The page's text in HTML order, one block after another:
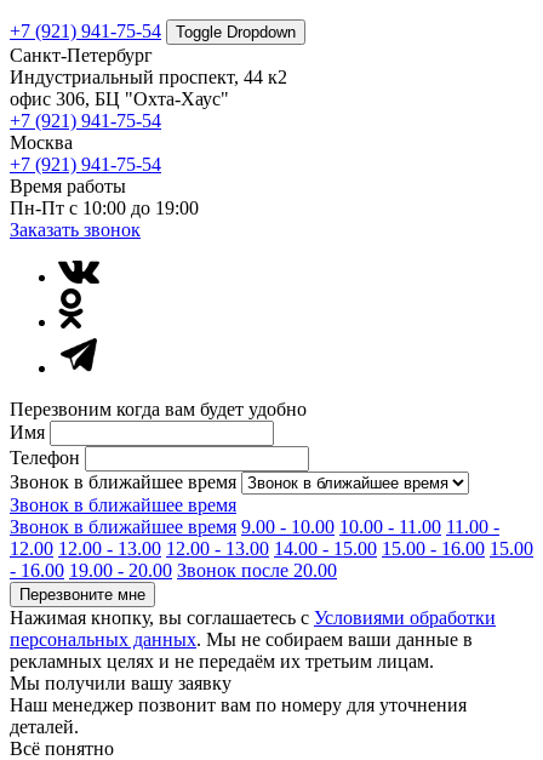
+7 (921) 941-75-54 Toggle Dropdown
Санкт-Петербург
Индустриальный проспект, 44 к2
офис 306, БЦ "Охта-Хаус"
+7 (921) 941-75-54
Москва
+7 (921) 941-75-54
Время работы
Пн-Пт с 10:00 до 19:00
Заказать звонок
Перезвоним когда вам будет удобно
Имя
Телефон
Звонок в ближайшее время
Звонок в ближайшее время
Звонок в ближайшее время 9.00 - 10.00 10.00 - 11.00 11.00 -
12.00 12.00 - 13.00 12.00 - 13.00 14.00 - 15.00 15.00 - 16.00 15.00
- 16.00 19.00 - 20.00 Звонок после 20.00
Перезвоните мне
Нажимая кнопку, вы соглашаетесь с Условиями обработки
персональных данных. Мы не собираем ваши данные в
рекламных целях и не передаём их третьим лицам.
Мы получили вашу заявку
Наш менеджер позвонит вам по номеру для уточнения
деталей.
Всё понятно